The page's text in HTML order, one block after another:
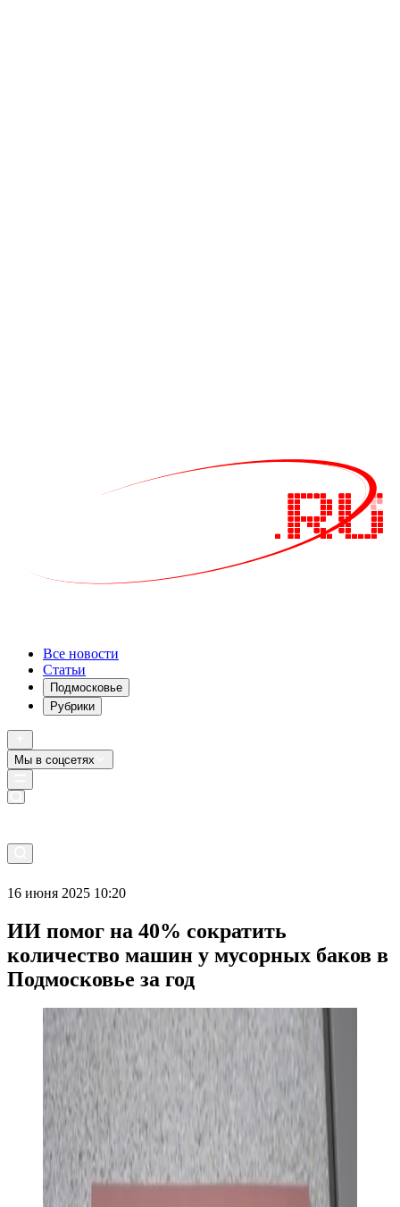
Все новости
Статьи
Подмосковье
Рубрики
Мы в соцсетях
16 июня 2025 10:20
ИИ помог на 40% сократить
количество машин у мусорных баков в
Подмосковье за год